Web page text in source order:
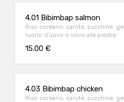
4.01 Bibimbap salmon
Riso coreano, carote, zucchine,
tuorlo d'uovo o uovo alla piastra
15.00 €
4.03 Bibimbap chicken
Riso coreano, carote, zucchine,